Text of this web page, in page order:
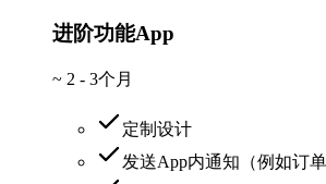
进阶功能App
~ 2 - 3个月
定制设计
发送App内通知（例如订